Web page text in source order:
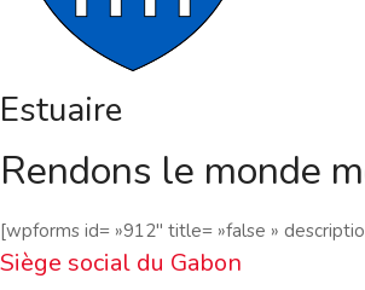
Estuaire
Rendons le monde
[wpforms id= »912″ title= »false »
Siège social du Gabon